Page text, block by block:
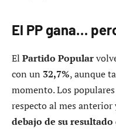
El PP gana…
El Partido Popular
con un 32,7%, aunque
momento. Los populares
respecto al mes anterior
debajo de su